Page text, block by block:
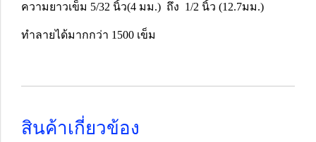
ความยาวเข็ม 5/32 นิ้ว(4 มม.) ถึง 1/2 นิ้ว (12.7มม.)
ทำลายได้มากกว่า 1500 เข็ม
สินค้าเกี่ยวข้อง